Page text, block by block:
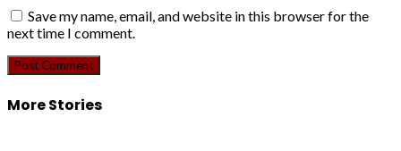
Save my name, email, and website in this browser for the
next time I comment.
More Stories